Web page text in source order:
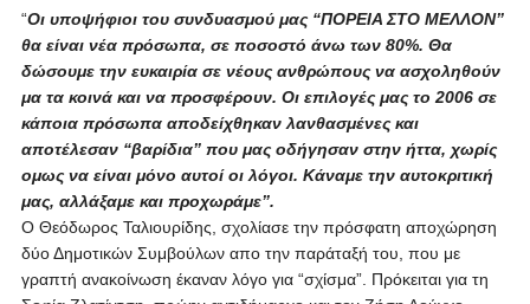
“Οι υποψήφιοι του συνδυασμού μας “ΠΟΡΕΙΑ ΣΤΟ ΜΕΛΛΟΝ”
θα είναι νέα πρόσωπα, σε ποσοστό άνω των 80%. Θα
δώσουμε την ευκαιρία σε νέους ανθρώπους να ασχοληθούν
μα τα κοινά και να προσφέρουν. Οι επιλογές μας το 2006 σε
κάποια πρόσωπα αποδείχθηκαν λανθασμένες και
αποτέλεσαν “βαρίδια” που μας οδήγησαν στην ήττα, χωρίς
ομως να είναι μόνο αυτοί οι λόγοι. Κάναμε την αυτοκριτική
μας, αλλάξαμε και προχωράμε”.
Ο Θεόδωρος Ταλιουρίδης, σχολίασε την πρόσφατη αποχώρηση
δύο Δημοτικών Συμβούλων απο την παράταξή του, που με
γραπτή ανακοίνωση έκαναν λόγο για “σχίσμα”. Πρόκειται για τη